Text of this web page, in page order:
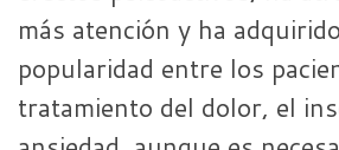
más atención y ha
popularidad entre los
tratamiento del dolor, el